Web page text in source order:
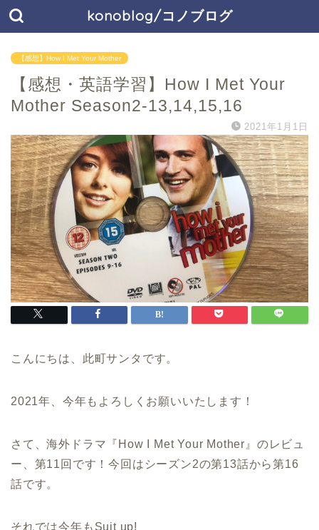
konoblog/コノブログ
【感想】How I Met Your Mother
【感想・英語学習】How I Met Your
Mother Season2-13,14,15,16
2021年1月1日
こんにちは、此町サンタです。
2021年、今年もよろしくお願いいたします！
さて、海外ドラマ『How I Met Your Mother』のレビュ
ー、第11回です！今回はシーズン2の第13話から第16
話です。
それでは今年もSuit up!